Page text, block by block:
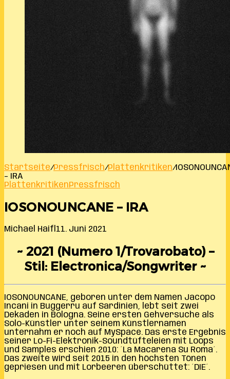
Startseite/Pressfrisch/Plattenkritiken/
– IRA
PlattenkritikenPressfrisch
IOSONOUNCANE – IRA
Michael Haifl 11. Juni 2021
~ 2021 (Numero 1/Trovarobato) –
Stil: Electronica/Songwriter ~
IOSONOUNCANE, geboren unter dem Namen Jacopo
Incani in Buggerru auf Sardinien, lebt seit zwei
Dekaden in Bologna. Seine ersten Gehversuche als
Solo-Künstler unter seinem Künstlernamen
unternahm er noch auf MySpace. Das erste Ergebnis
seiner Lo-Fi-Elektronik-Soundtüfteleien mit Loops
und Samples erschien 2010: ´La Macarena Su Roma´.
Das zweite wird seit 2015 in den höchsten Tönen
gepriesen und mit Lorbeeren überschüttet: ´DIE´.